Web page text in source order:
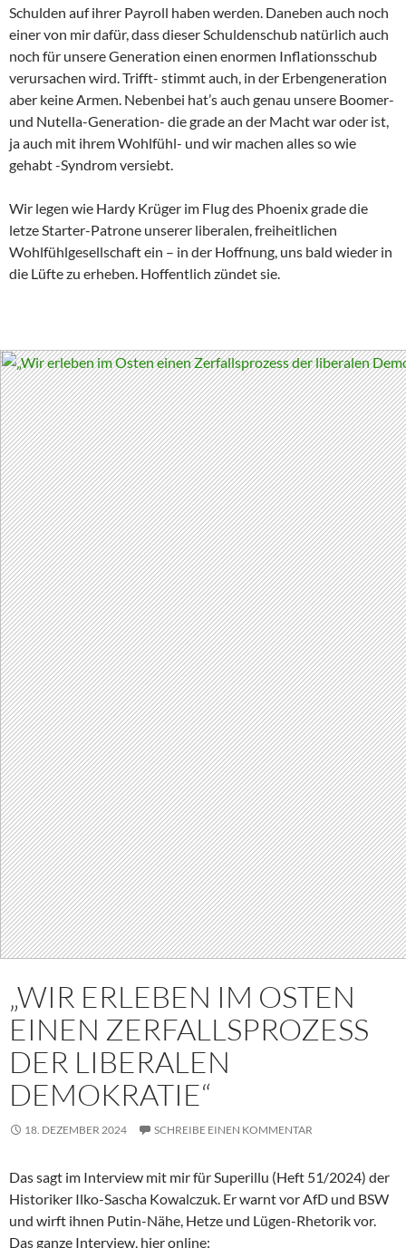
Schulden auf ihrer Payroll haben werden. Daneben auch noch
einer von mir dafür, dass dieser Schuldenschub natürlich auch
noch für unsere Generation einen enormen Inflationsschub
verursachen wird. Trifft- stimmt auch, in der Erbengeneration
aber keine Armen. Nebenbei hat’s auch genau unsere Boomer-
und Nutella-Generation- die grade an der Macht war oder ist,
ja auch mit ihrem Wohlfühl- und wir machen alles so wie
gehabt -Syndrom versiebt.
Wir legen wie Hardy Krüger im Flug des Phoenix grade die
letze Starter-Patrone unserer liberalen, freiheitlichen
Wohlfühlgesellschaft ein – in der Hoffnung, uns bald wieder in
die Lüfte zu erheben. Hoffentlich zündet sie.
„WIR ERLEBEN IM OSTEN
EINEN ZERFALLSPROZESS
DER LIBERALEN
DEMOKRATIE“
18. DEZEMBER 2024 SCHREIBE EINEN KOMMENTAR
Das sagt im Interview mit mir für Superillu (Heft 51/2024) der
Historiker Ilko-Sascha Kowalczuk. Er warnt vor AfD und BSW
und wirft ihnen Putin-Nähe, Hetze und Lügen-Rhetorik vor.
Das ganze Interview, hier online: